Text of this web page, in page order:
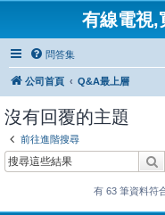
有線電視,
問答集
公司首頁 Q&A最上層
沒有回覆的主題
前往進階搜尋
有 63 筆資料符